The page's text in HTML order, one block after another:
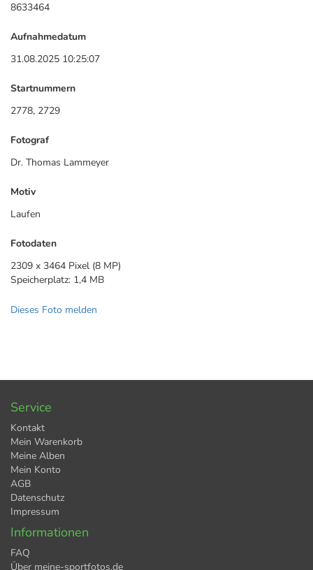
8633464
Aufnahmedatum
31.08.2025 10:25:07
Startnummern
2778, 2729
Fotograf
Dr. Thomas Lammeyer
Motiv
Laufen
Fotodaten
2309 x 3464 Pixel (8 MP)
Speicherplatz: 1,4 MB
Dieses Foto melden
Service
Kontakt
Mein Warenkorb
Meine Alben
Mein Konto
AGB
Datenschutz
Impressum
Informationen
FAQ
Über meine-sportfotos.de